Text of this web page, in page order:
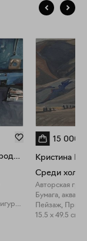
Кристина Новгородова
Повседневность, Фигуративное искусство
15 000
Среди
Авторская
Бумага,
Пейзаж,
15.5 x 49.5 см